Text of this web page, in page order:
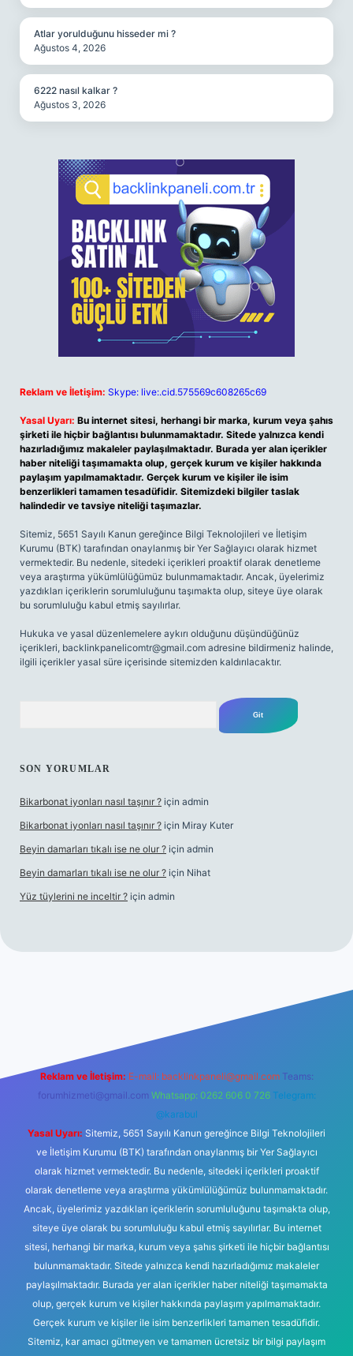
Atlar yorulduğunu hisseder mi ?
Ağustos 4, 2026
6222 nasıl kalkar ?
Ağustos 3, 2026
Reklam ve İletişim: Skype: live:.cid.575569c608265c69
Yasal Uyarı: Bu internet sitesi, herhangi bir marka, kurum veya şahıs
şirketi ile hiçbir bağlantısı bulunmamaktadır. Sitede yalnızca kendi
hazırladığımız makaleler paylaşılmaktadır. Burada yer alan içerikler
haber niteliği taşımamakta olup, gerçek kurum ve kişiler hakkında
paylaşım yapılmamaktadır. Gerçek kurum ve kişiler ile isim
benzerlikleri tamamen tesadüfidir. Sitemizdeki bilgiler taslak
halindedir ve tavsiye niteliği taşımazlar.
Sitemiz, 5651 Sayılı Kanun gereğince Bilgi Teknolojileri ve İletişim
Kurumu (BTK) tarafından onaylanmış bir Yer Sağlayıcı olarak hizmet
vermektedir. Bu nedenle, sitedeki içerikleri proaktif olarak denetleme
veya araştırma yükümlülüğümüz bulunmamaktadır. Ancak, üyelerimiz
yazdıkları içeriklerin sorumluluğunu taşımakta olup, siteye üye olarak
bu sorumluluğu kabul etmiş sayılırlar.
Hukuka ve yasal düzenlemelere aykırı olduğunu düşündüğünüz
içerikleri, backlinkpanelicomtr@gmail.com adresine bildirmeniz halinde,
ilgili içerikler yasal süre içerisinde sitemizden kaldırılacaktır.
SON YORUMLAR
Bikarbonat iyonları nasıl taşınır ? için admin
Bikarbonat iyonları nasıl taşınır ? için Miray Kuter
Beyin damarları tıkalı ise ne olur ? için admin
Beyin damarları tıkalı ise ne olur ? için Nihat
Yüz tüylerini ne inceltir ? için admin
Reklam ve İletişim: E-mail: backlinkpaneli@gmail.com Teams:
forumhizmeti@gmail.com Whatsapp: 0262 606 0 726 Telegram:
@karabul
Yasal Uyarı: Sitemiz, 5651 Sayılı Kanun gereğince Bilgi Teknolojileri
ve İletişim Kurumu (BTK) tarafından onaylanmış bir Yer Sağlayıcı
olarak hizmet vermektedir. Bu nedenle, sitedeki içerikleri proaktif
olarak denetleme veya araştırma yükümlülüğümüz bulunmamaktadır.
Ancak, üyelerimiz yazdıkları içeriklerin sorumluluğunu taşımakta olup,
siteye üye olarak bu sorumluluğu kabul etmiş sayılırlar. Bu internet
sitesi, herhangi bir marka, kurum veya şahıs şirketi ile hiçbir bağlantısı
bulunmamaktadır. Sitede yalnızca kendi hazırladığımız makaleler
paylaşılmaktadır. Burada yer alan içerikler haber niteliği taşımamakta
olup, gerçek kurum ve kişiler hakkında paylaşım yapılmamaktadır.
Gerçek kurum ve kişiler ile isim benzerlikleri tamamen tesadüfidir.
Sitemiz, kar amacı gütmeyen ve tamamen ücretsiz bir bilgi paylaşım